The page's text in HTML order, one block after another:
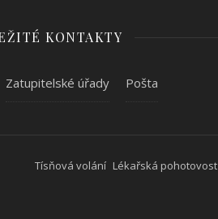
KONTAKTY
Zatupitelské úřady Pošta
Tísňová volání Lékařská pohotovost